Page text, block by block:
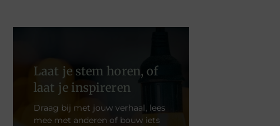
Laat je stem horen, of
laat je inspireren
Draag bij met jouw verhaal, lees
mee met anderen of bouw iets